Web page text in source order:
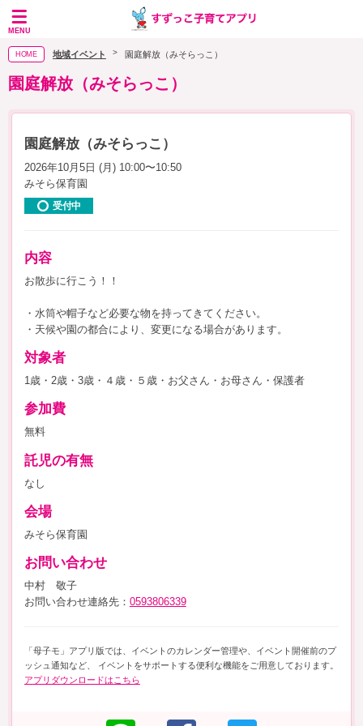
MENU
HOME 地域イベント 園庭解放（みそらっこ）
園庭解放（みそらっこ）
園庭解放（みそらっこ）
2026年10月5日 (月) 10:00〜10:50
みそら保育園
受付中
内容
お散歩に行こう！！
・水筒や帽子など必要な物を持ってきてください。
・天候や園の都合により、変更になる場合があります。
対象者
1歳・2歳・3歳・４歳・５歳・お父さん・お母さん・保護者
参加費
無料
託児の有無
なし
会場
みそら保育園
お問い合わせ
中村 敬子
お問い合わせ連絡先： 0593806339
「母子モ」アプリ版では、イベントのカレンダー管理や、イベント開催前のプ
ッシュ通知など、 イベントをサポートする便利な機能をご用意しております。
アプリダウンロードはこちら